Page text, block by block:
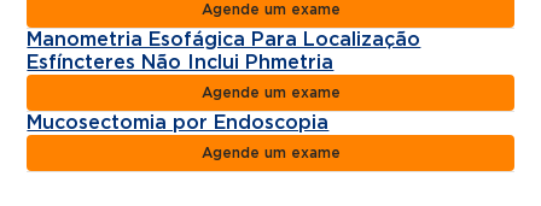
Agende um exame
Manometria Esofágica Para Localização
Esfíncteres Não Inclui Phmetria
Agende um exame
Mucosectomia por Endoscopia
Agende um exame